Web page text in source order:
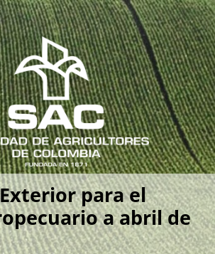
para el
a abril de